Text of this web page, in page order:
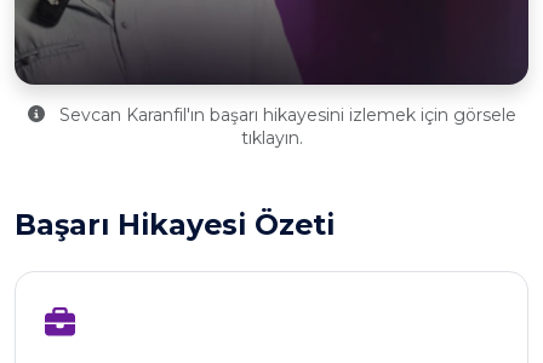
Sevcan Karanfil'ın başarı hikayesini izlemek için görsele
tıklayın.
Başarı Hikayesi Özeti